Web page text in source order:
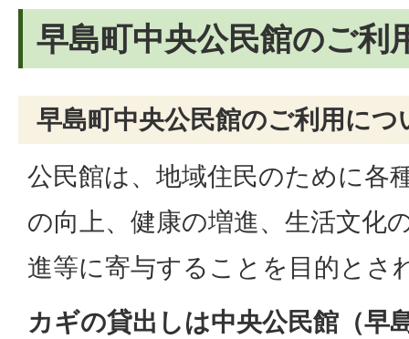
早島町中央公民館のご利
早島町中央公民館のご利用につ
公民館は、地域住民のために各
の向上、健康の増進、生活文化
進等に寄与することを目的とさ
カギの貸出しは中央公民館（早